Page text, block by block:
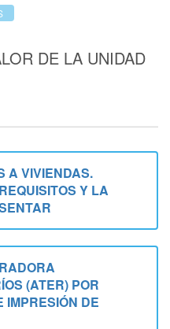
DE LA UNIDAD
A VIVIENDAS.
Y LA
(ATER) POR
IMPRESIÓN DE